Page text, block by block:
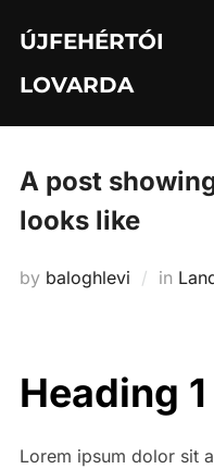
content
ÚJFEHÉRTÓI
LOVARDA
A post
looks like
by baloghlevi in
Heading 1
Lorem ipsum dolor sit